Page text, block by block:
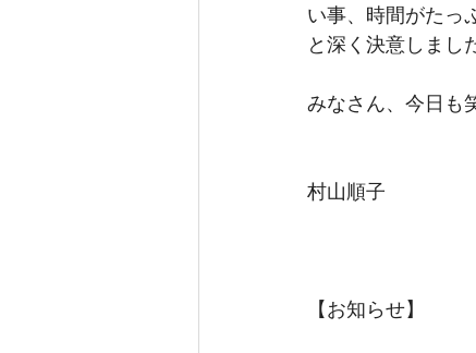
い事、時間がたっ
と深く決意しまし
みなさん、今日も
村山順子
【お知らせ】